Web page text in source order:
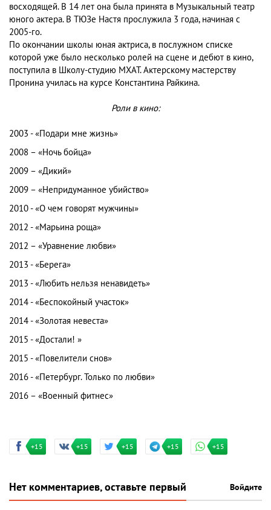
восходящей. В 14 лет она была принята в Музыкальный театр
юного актера. В ТЮЗе Настя прослужила 3 года, начиная с
2005-го.
По окончании школы юная актриса, в послужном списке
которой уже было несколько ролей на сцене и дебют в кино,
поступила в Школу-студию МХАТ. Актерскому мастерству
Пронина училась на курсе Константина Райкина.
Роли в кино:
2003 - «Подари мне жизнь»
2008 – «Ночь бойца»
2009 – «Дикий»
2009 – «Непридуманное убийство»
2010 - «О чем говорят мужчины»
2012 - «Марьина роща»
2012 – «Уравнение любви»
2013 - «Берега»
2013 - «Любить нельзя ненавидеть»
2014 - «Беспокойный участок»
2014 - «Золотая невеста»
2015 - «Достали! »
2015 - «Повелители снов»
2016 - «Петербург. Только по любви»
2016 – «Военный фитнес»
+15 +15 +15 +15 +15
Нет комментариев, оставьте первый Войдите